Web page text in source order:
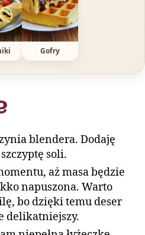
Gofry
blendera. Dodaję
soli.
aż masa będzie
napuszona. Warto
bo dzięki temu deser
delikatniejszy.